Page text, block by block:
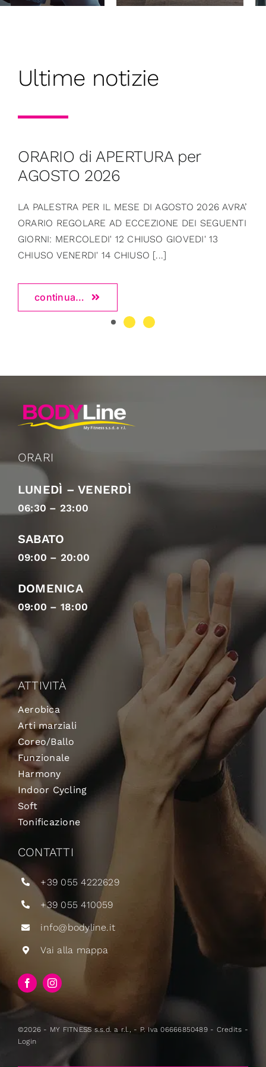
Ultime notizie
ORARIO di APERTURA per
AGOSTO 2026
LA PALESTRA PER IL MESE DI AGOSTO 2026 AVRA’
ORARIO REGOLARE AD ECCEZIONE DEI SEGUENTI
GIORNI: MERCOLEDI' 12 CHIUSO GIOVEDI' 13
CHIUSO VENERDI' 14 CHIUSO [...]
continua…
ORARI
LUNEDÌ – VENERDÌ
06:30 – 23:00
SABATO
09:00 – 20:00
DOMENICA
09:00 – 18:00
ATTIVITÀ
Aerobica
Arti marziali
Coreo/Ballo
Funzionale
Harmony
Indoor Cycling
Soft
Tonificazione
CONTATTI
+39 055 4222629
+39 055 410059
info@bodyline.it
Vai alla mappa
©2026 - MY FITNESS s.s.d. a r.l., - P. Iva 06666850489 - Credits -
Login